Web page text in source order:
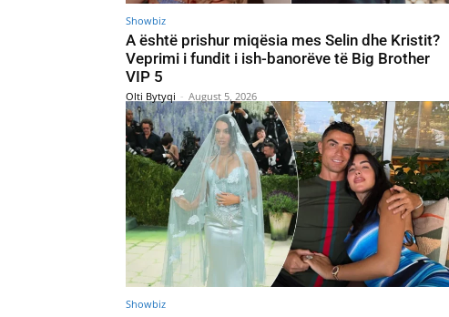
Showbiz
A është prishur miqësia mes Selin dhe Kristit?
Veprimi i fundit i ish-banorëve të Big Brother
VIP 5
Olti Bytyqi - August 5, 2026
Showbiz